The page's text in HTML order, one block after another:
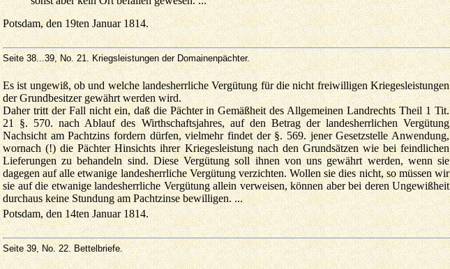
Potsdam, den 19ten Januar 1814.
Seite 38...39, No. 21. Kriegsleistungen der Domainenpächter.
Es ist ungewiß, ob und welche landesherrliche Vergütung für die nicht freiwilligen Kriegesleistungen
der Grundbesitzer gewährt werden wird.
Daher tritt der Fall nicht ein, daß die Pächter in Gemäßheit des Allgemeinen Landrechts Theil 1 Tit.
21 §. 570. nach Ablauf des Wirthschaftsjahres, auf den Betrag der landesherrlichen Vergütung
Nachsicht am Pachtzins fordern dürfen, vielmehr findet der §. 569. jener Gesetzstelle Anwendung,
wornach (!) die Pächter Hinsichts ihrer Kriegesleistung nach den Grundsätzen wie bei feindlichen
Lieferungen zu behandeln sind. Diese Vergütung soll ihnen von uns gewährt werden, wenn sie
dagegen auf alle etwanige landesherrliche Vergütung verzichten. Wollen sie dies nicht, so müssen wir
sie auf die etwanige landesherrliche Vergütung allein verweisen, können aber bei deren Ungewißheit
durchaus keine Stundung am Pachtzinse bewilligen. ...
Potsdam, den 14ten Januar 1814.
Seite 39, No. 22. Bettelbriefe.